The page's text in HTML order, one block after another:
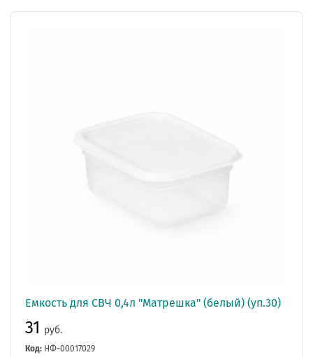
Емкость для СВЧ 0,4л "Матрешка" (белый) (уп.30)
31 руб.
Код: НФ-00017029